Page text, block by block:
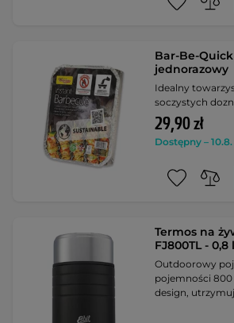
Bar-Be-
jednorazowy
Idealny
soczystych
29,90 zł
Dostępny –
Termos na
FJ800TL - 0,8
Outdoorowy
pojemności
design,